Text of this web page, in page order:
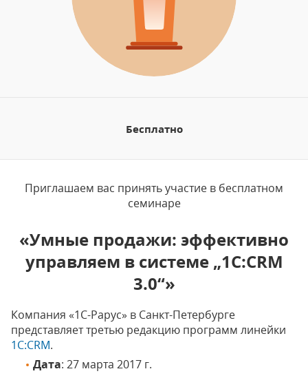
Бесплатно
Приглашаем вас принять участие в бесплатном
семинаре
«Умные продажи: эффективно
управляем в системе „1С:CRM
3.0“»
Компания «1С-Рарус» в Санкт-Петербурге
представляет третью редакцию программ линейки
1С:CRM.
Дата: 27 марта 2017 г.